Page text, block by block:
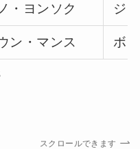
ノ・ヨンソク ジ
ン・マンス ボ
スクロールできます